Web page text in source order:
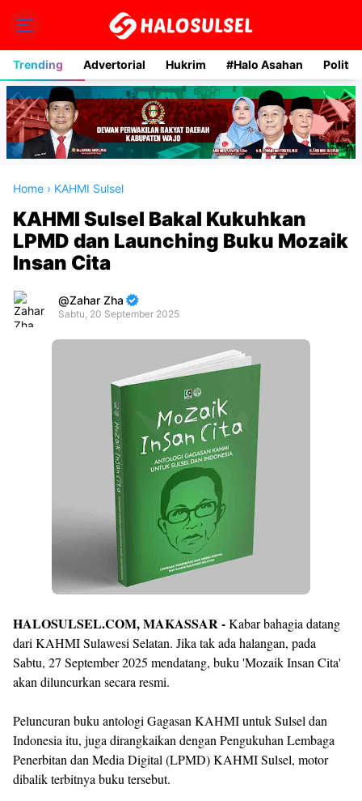
Trending Advertorial Hukrim #Halo Asahan Politik
Home › KAHMI Sulsel
KAHMI Sulsel Bakal Kukuhkan
LPMD dan Launching Buku Mozaik
Insan Cita
Zahar Zha
Sabtu, 20 September 2025
Premium
HALOSULSEL.COM, MAKASSAR -Kabar bahagia datang
dari KAHMI Sulawesi Selatan. Jika tak ada halangan, pada
Sabtu, 27 September 2025 mendatang, buku 'Mozaik Insan Cita'
akan diluncurkan secara resmi.
Peluncuran buku antologi Gagasan KAHMI untuk Sulsel dan
Indonesia itu, juga dirangkaikan dengan Pengukuhan Lembaga
Penerbitan dan Media Digital (LPMD) KAHMI Sulsel, motor
dibalik terbitnya buku tersebut.